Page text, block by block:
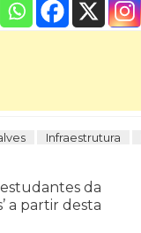
Infraestrutura
estudantes da
a partir desta